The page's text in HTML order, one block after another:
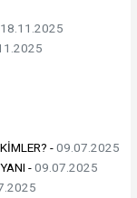
18.11.2025
-09.07.2025
-09.07.2025